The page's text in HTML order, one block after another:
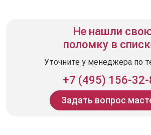
Не нашли
поломку в
Уточните у менеджера по
+7 (495) 156-
Задать вопрос